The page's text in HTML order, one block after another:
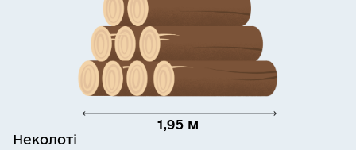
1,95 м
Неколоті